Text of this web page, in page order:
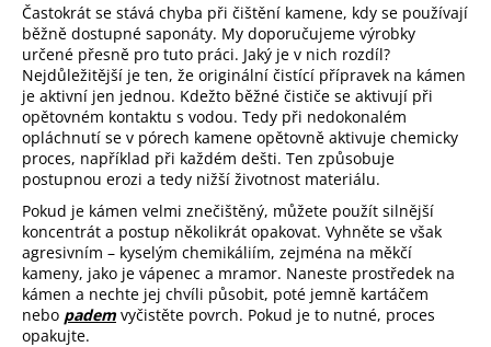
Častokrát se stává chyba při čištění kamene, kdy se používají
běžně dostupné saponáty. My doporučujeme výrobky
určené přesně pro tuto práci. Jaký je v nich rozdíl?
Nejdůležitější je ten, že originální čistící přípravek na kámen
je aktivní jen jednou. Kdežto běžné čističe se aktivují při
opětovném kontaktu s vodou. Tedy při nedokonalém
opláchnutí se v pórech kamene opětovně aktivuje chemicky
proces, například při každém dešti. Ten způsobuje
postupnou erozi a tedy nižší životnost materiálu.
Pokud je kámen velmi znečištěný, můžete použít silnější
koncentrát a postup několikrát opakovat. Vyhněte se však
agresivním – kyselým chemikáliím, zejména na měkčí
kameny, jako je vápenec a mramor. Naneste prostředek na
kámen a nechte jej chvíli působit, poté jemně kartáčem
nebo padem vyčistěte povrch. Pokud je to nutné, proces
opakujte.